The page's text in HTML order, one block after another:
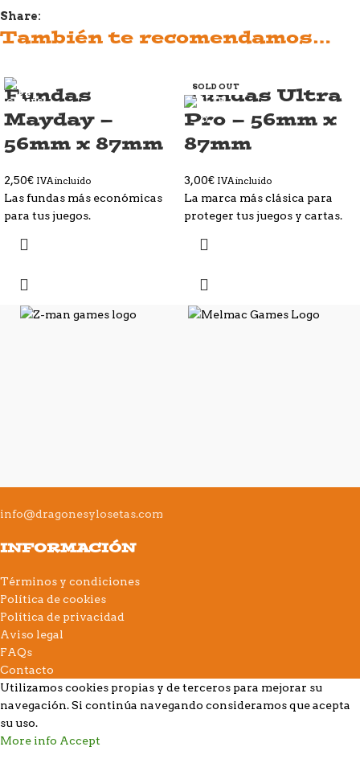
Share:
También te recomendamos…
Fundas
Mayday –
56mm x 87mm
2,50€ IVA incluido
Las fundas más económicas
para tus juegos.
SOLD OUT
Fundas Ultra
Pro – 56mm x
87mm
3,00€ IVA incluido
La marca más clásica para
proteger tus juegos y cartas.
info@dragonesylosetas.com
INFORMACIÓN
Términos y condiciones
Política de cookies
Política de privacidad
Aviso legal
FAQs
Contacto
Utilizamos cookies propias y de terceros para mejorar su
navegación. Si continúa navegando consideramos que acepta
su uso.
More info Accept